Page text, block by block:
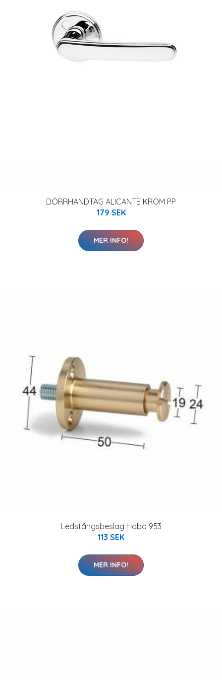
DÖRRHANDTAG ALICANTE KROM PP
179 SEK
MER INFO!
Ledstångsbeslag Habo 953
113 SEK
MER INFO!